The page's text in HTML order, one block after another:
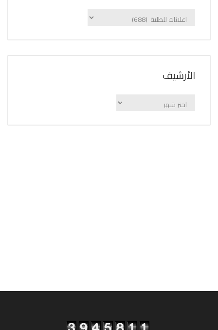
الإعلانات
اﻷرشيف
اﻷرشيف